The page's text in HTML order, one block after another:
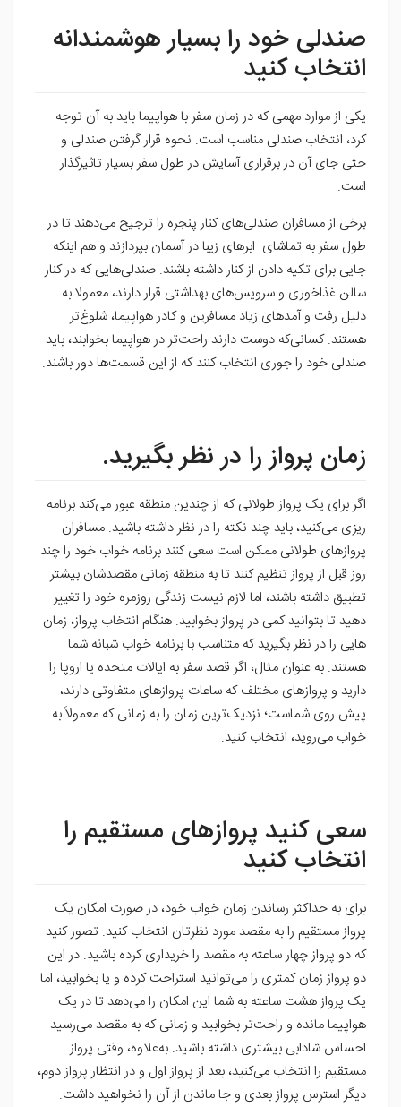
صندلی خود را بسیار هوشمندانه
انتخاب کنید
یکی از موارد مهمی که در زمان سفر با هواپیما باید به آن توجه
کرد، انتخاب صندلی مناسب است. نحوه قرار گرفتن صندلی و
حتی جای آن در برقراری آسایش در طول سفر بسیار تاثیرگذار
است.
برخی از مسافران صندلی‌های کنار پنجره را ترجیح می‌دهند تا در
طول سفر به تماشای ابرهای زیبا در آسمان بپردازند و هم اینکه
جایی برای تکیه دادن از کنار داشته باشند. صندلی‌هایی که در کنار
سالن غذاخوری و سرویس‌های بهداشتی قرار دارند، معمولا به
دلیل رفت و آمدهای زیاد مسافرین و کادر هواپیما، شلوغ‌تر
هستند. کسانی‌که دوست دارند راحت‌تر در هواپیما بخوابند، باید
صندلی خود را جوری انتخاب کنند که از این قسمت‌ها دور باشند.
زمان پرواز را در نظر بگیرید.
اگر برای یک پرواز طولانی که از چندین منطقه عبور می‌کند برنامه
ریزی می‌کنید، باید چند نکته را در نظر داشته باشید. مسافران
پروازهای طولانی ممکن است سعی کنند برنامه خواب خود را چند
روز قبل از پرواز تنظیم کنند تا به منطقه زمانی مقصدشان بیشتر
تطبیق داشته باشند، اما لازم نیست زندگی روزمره خود را تغییر
دهید تا بتوانید کمی در پرواز بخوابید. هنگام انتخاب پرواز، زمان
هایی را در نظر بگیرید که متناسب با برنامه خواب شبانه شما
هستند. به عنوان مثال، اگر قصد سفر به ایالات متحده یا اروپا را
دارید و پروازهای مختلف که ساعات پروازهای متفاوتی دارند،
پیش روی شماست؛ نزدیک‌ترین زمان را به زمانی که معمولاً به
خواب می‌روید، انتخاب کنید.
سعی کنید پروازهای مستقیم را
انتخاب کنید
برای به حداکثر رساندن زمان خواب خود، در صورت امکان یک
پرواز مستقیم را به مقصد مورد نظرتان انتخاب کنید. تصور کنید
که دو پرواز چهار ساعته به مقصد را خریداری کرده باشید. در این
دو پرواز زمان کمتری را می‌توانید استراحت کرده و یا بخوابید، اما
یک پرواز هشت ساعته به شما این امکان را می‌دهد تا در یک
هواپیما مانده و راحت‌تر بخوابید و زمانی که به مقصد می‌رسید
احساس شادابی بیشتری داشته باشید. به‌علاوه، وقتی پرواز
مستقیم را انتخاب می‌کنید، بعد از پرواز اول و در انتظار پرواز دوم،
دیگر استرس پرواز بعدی و جا ماندن از آن را نخواهید داشت.